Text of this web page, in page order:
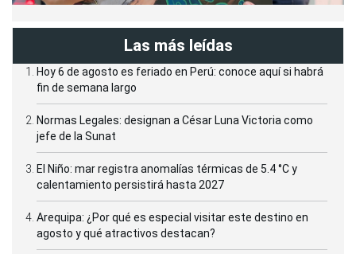
Las más leídas
Hoy 6 de agosto es feriado en Perú: conoce aquí si habrá
fin de semana largo
Normas Legales: designan a César Luna Victoria como
jefe de la Sunat
El Niño: mar registra anomalías térmicas de 5.4 °C y
calentamiento persistirá hasta 2027
Arequipa: ¿Por qué es especial visitar este destino en
agosto y qué atractivos destacan?